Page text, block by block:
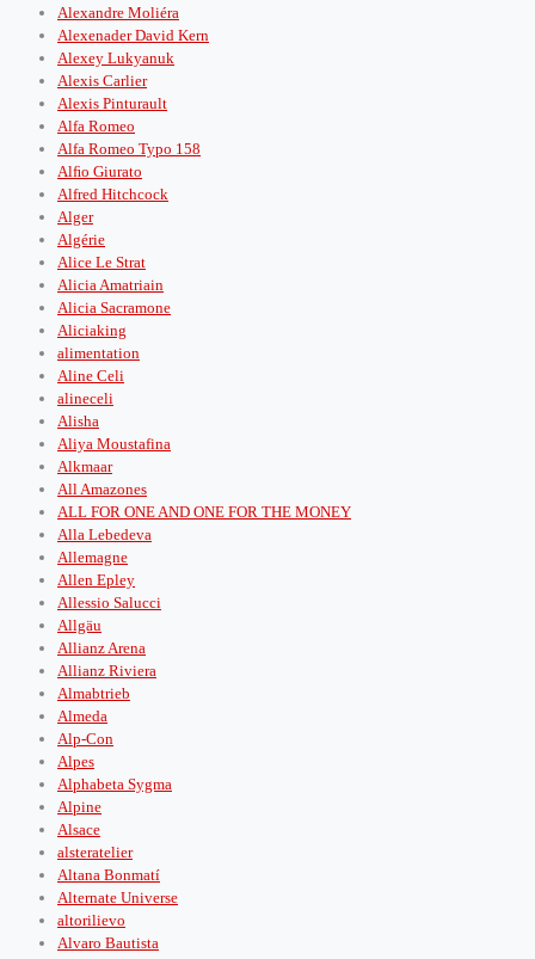
Alexandre Moliéra
Alexenader David Kern
Alexey Lukyanuk
Alexis Carlier
Alexis Pinturault
Alfa Romeo
Alfa Romeo Typo 158
Alﬁo Giurato
Alfred Hitchcock
Alger
Algérie
Alice Le Strat
Alicia Amatriain
Alicia Sacramone
Aliciaking
alimentation
Aline Celi
alineceli
Alisha
Aliya Moustafina
Alkmaar
All Amazones
ALL FOR ONE AND ONE FOR THE MONEY
Alla Lebedeva
Allemagne
Allen Epley
Allessio Salucci
Allgäu
Allianz Arena
Allianz Riviera
Almabtrieb
Almeda
Alp-Con
Alpes
Alphabeta Sygma
Alpine
Alsace
alsteratelier
Altana Bonmatí
Alternate Universe
altorilievo
Alvaro Bautista